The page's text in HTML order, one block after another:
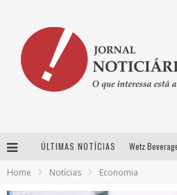
ÚLTIMAS NOTÍCIAS
Home Notícias Economia